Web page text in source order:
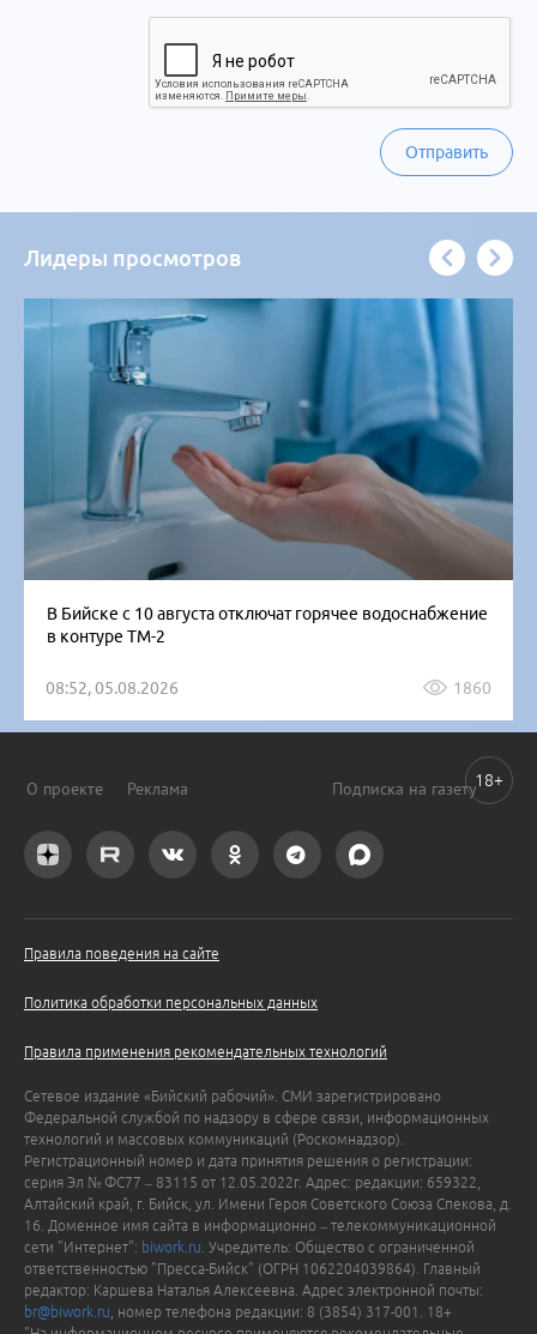
Отправить
Лидеры просмотров
В Бийске с 10 августа отключат горячее водоснабжение
в контуре ТМ-2
08:52, 05.08.2026 1860
О проекте Реклама Подписка на газету
Правила поведения на сайте
Политика обработки персональных данных
Правила применения рекомендательных технологий
Сетевое издание «Бийский рабочий». СМИ зарегистрировано
Федеральной службой по надзору в сфере связи, информационных
технологий и массовых коммуникаций (Роскомнадзор).
Регистрационный номер и дата принятия решения о регистрации:
серия Эл № ФС77 – 83115 от 12.05.2022г. Адрес: редакции: 659322,
Алтайский край, г. Бийск, ул. Имени Героя Советского Союза Спекова, д.
16. Доменное имя сайта в информационно – телекоммуникационной
сети "Интернет": biwork.ru . Учредитель: Общество с ограниченной
ответственностью "Пресса-Бийск" (ОГРН 1062204039864). Главный
редактор: Каршева Наталья Алексеевна. Адрес электронной почты:
br@biwork.ru , номер телефона редакции: 8 (3854) 317-001. 18+
18+